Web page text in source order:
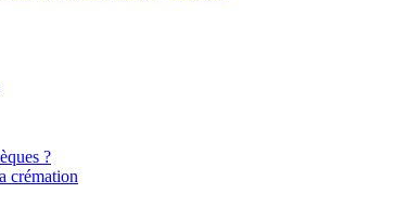
?
crémation